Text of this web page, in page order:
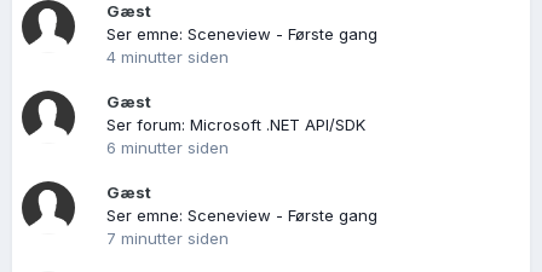
Gæst
Ser emne: Sceneview - Første gang
4 minutter siden
Gæst
Ser forum: Microsoft .NET API/SDK
6 minutter siden
Gæst
Ser emne: Sceneview - Første gang
7 minutter siden